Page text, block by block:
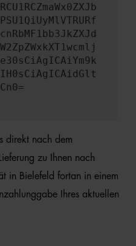
direkt nach dem
zu Ihnen nach
in Bielefeld fortan in einem
Ihres aktuellen